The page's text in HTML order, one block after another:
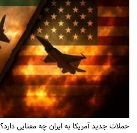
حملات جدید آمریکا به ایران چه معنایی دارد؟